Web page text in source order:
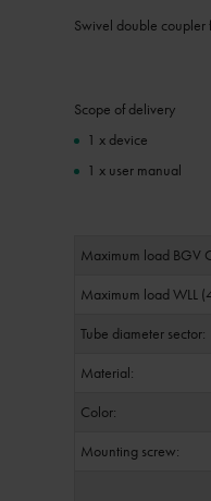
Swivel double
Scope of delivery
1 x device
1 x user manual
Maximum load BGV
Maximum load WLL
Tube diameter sector:
Material:
Color:
Mounting screw: